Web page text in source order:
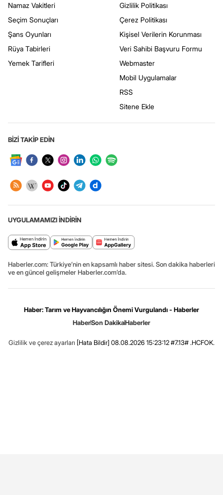
Namaz Vakitleri
Seçim Sonuçları
Şans Oyunları
Rüya Tabirleri
Yemek Tarifleri
Gizlilik Politikası
Çerez Politikası
Kişisel Verilerin Korunması
Veri Sahibi Başvuru Formu
Webmaster
Mobil Uygulamalar
RSS
Sitene Ekle
BİZİ TAKİP EDİN
UYGULAMAMIZI İNDİRİN
Haberler.com: Türkiye’nin en kapsamlı haber sitesi. Son dakika haberleri
ve en güncel gelişmeler Haberler.com’da.
Haber: Tarım ve Hayvancılığın Önemi Vurgulandı - Haberler
HaberSon DakikaHaberler
Gizlilik ve çerez ayarları [Hata Bildir] 08.08.2026 15:23:12 #7.13# .HCFOK.